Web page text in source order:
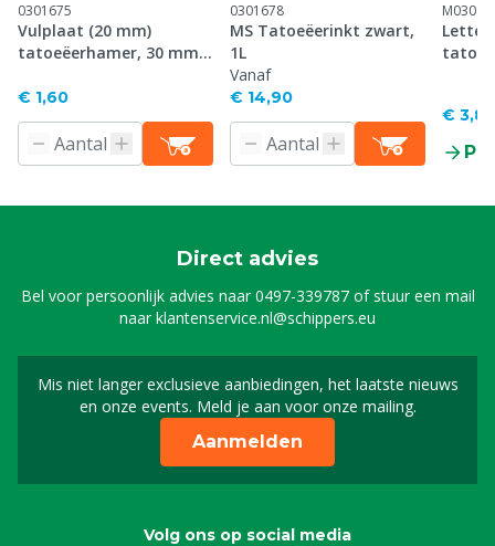
0301675
Vulplaat (20 mm)
tatoeëerhamer, 30 mm
€ 1,60
0301678
MS Tatoeëerinkt zwart,
1L
Vanaf
€ 14,90
Letter
€
Direct advies
Bel voor persoonlijk advies naar0497-339787of stuur een mail
naarklantenservice.nl@schippers.eu
Mis niet langer exclusieve aanbiedingen, het laatste nieuws
en onze events. Meld je aan voor onze mailing.
Schrijf je in voor onze
Aanmelden
Volg ons op social media